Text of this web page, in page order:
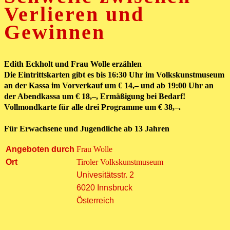
Verlieren und
Gewinnen
Edith Eckholt und Frau Wolle erzählen
Die Eintrittskarten gibt es bis 16:30 Uhr im Volkskunstmuseum
an der Kassa im Vorverkauf um € 14,– und ab 19:00 Uhr an
der Abendkassa um € 18,–, Ermäßigung bei Bedarf!
Vollmondkarte für alle drei Programme um € 38,–.
Für Erwachsene und Jugendliche ab 13 Jahren
Angeboten durch Frau Wolle
Ort
Tiroler Volkskunstmuseum
Univesitätsstr. 2
6020 Innsbruck
Österreich